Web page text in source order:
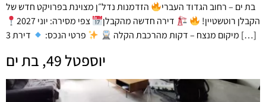
בת ים – רחוב הגדוד העברי
הזדמנות נדל״ן מצוינת בפרויקט חדש של
הקבלן רוטשטיין!
דירה חדשה מהקבלן
צפי מסירה: יוני 2027
מיקום מנצח – דקות מהרכבת הקלה
פרטי הנכס: דירת 3 […]
יוספטל 49, בת ים